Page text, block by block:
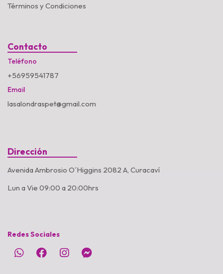
Términos y Condiciones
Contacto
Teléfono
+56959541787
Email
lasalondraspet@gmail.com
Dirección
Avenida Ambrosio O´Higgins 2082 A, Curacaví
Lun a Vie 09:00 a 20:00hrs
Redes Sociales